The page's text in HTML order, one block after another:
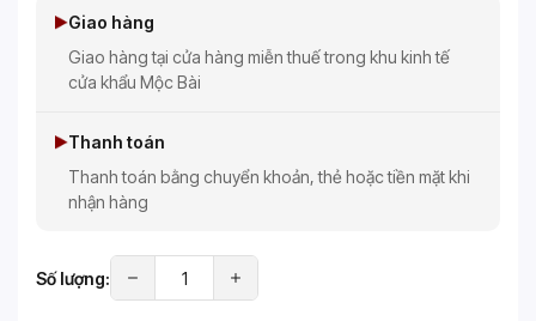
Giao hàng
Giao hàng tại cửa hàng miễn thuế trong khu kinh tế
cửa khẩu Mộc Bài
Thanh toán
Thanh toán bằng chuyển khoản, thẻ hoặc tiền mặt khi
nhận hàng
Số lượng: